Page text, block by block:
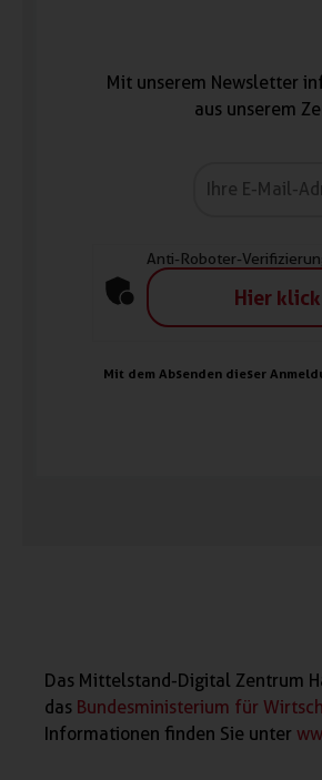
Mit unserem Newsletter
aus unserem
Anti-Roboter-
Hier
Mit dem Absenden dieser
Das Mittelstand-Digital Zentrum
das Bundesministerium für
Informationen finden Sie unter